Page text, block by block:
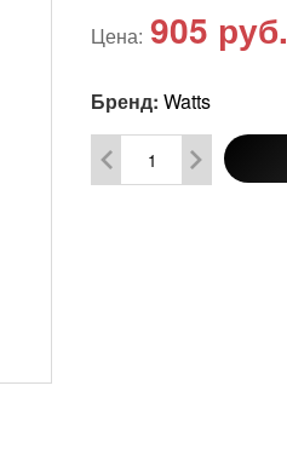
Цена: 905 руб.
Бренд: Watts